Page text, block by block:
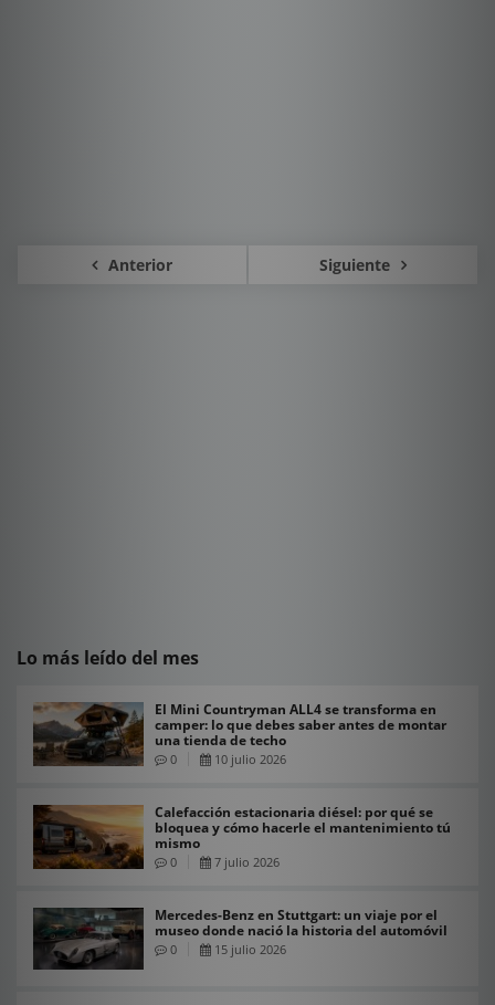
Anterior Siguiente
Lo más leído del mes
El Mini Countryman ALL4 se transforma en
camper: lo que debes saber antes de montar
una tienda de techo
0 10 julio 2026
Calefacción estacionaria diésel: por qué se
bloquea y cómo hacerle el mantenimiento tú
mismo
0 7 julio 2026
Mercedes-Benz en Stuttgart: un viaje por el
museo donde nació la historia del automóvil
0 15 julio 2026